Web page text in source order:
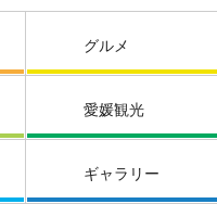
グルメ
愛媛観光
ギャラリー